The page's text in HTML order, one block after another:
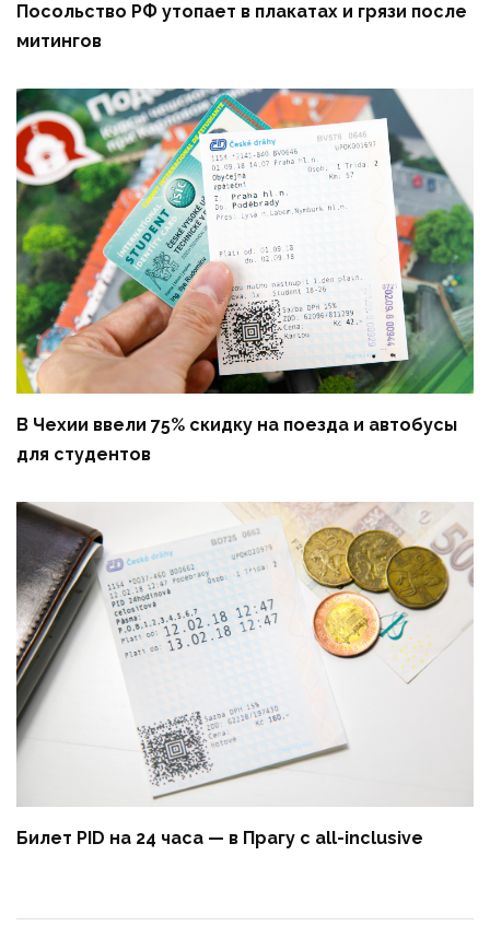
Посольство РФ утопает в плакатах и грязи после
митингов
В Чехии ввели 75% скидку на поезда и автобусы
для студентов
Билет PID на 24 часа — в Прагу с all-inclusive